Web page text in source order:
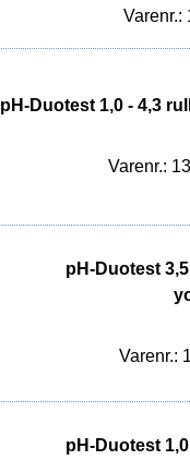
pH-Duotest 1,0 - 4,3
Varenr.:
pH-Duotest
Varenr.:
pH-Duotest